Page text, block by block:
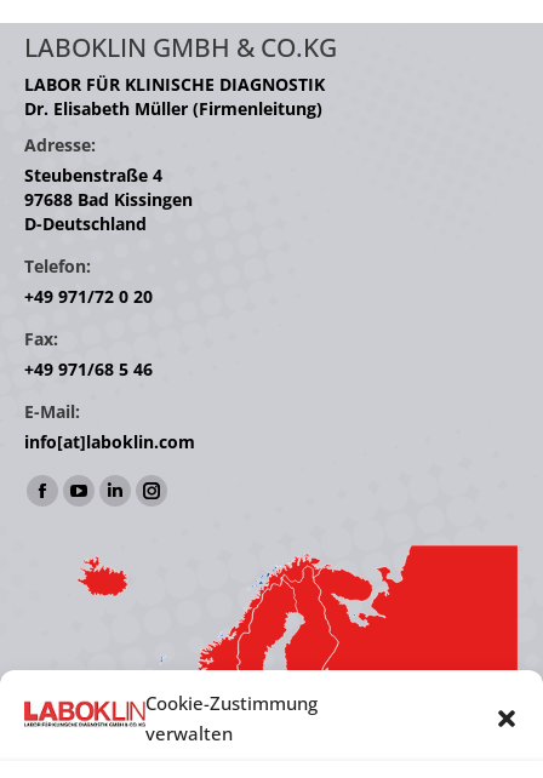
Cookie-Zustimmung
verwalten
LABOKLIN GMBH & CO.KG
LABOR FÜR KLINISCHE DIAGNOSTIK
Dr. Elisabeth Müller (Firmenleitung)
Adresse:
Steubenstraße 4
97688 Bad Kissingen
D-Deutschland
Telefon:
+49 971/72 0 20
Fax:
+49 971/68 5 46
E-Mail:
info[at]laboklin.com
Find us on:
Facebook
opens
YouTube
opens
in
Linkedin
opens
in
window
Instagram
window